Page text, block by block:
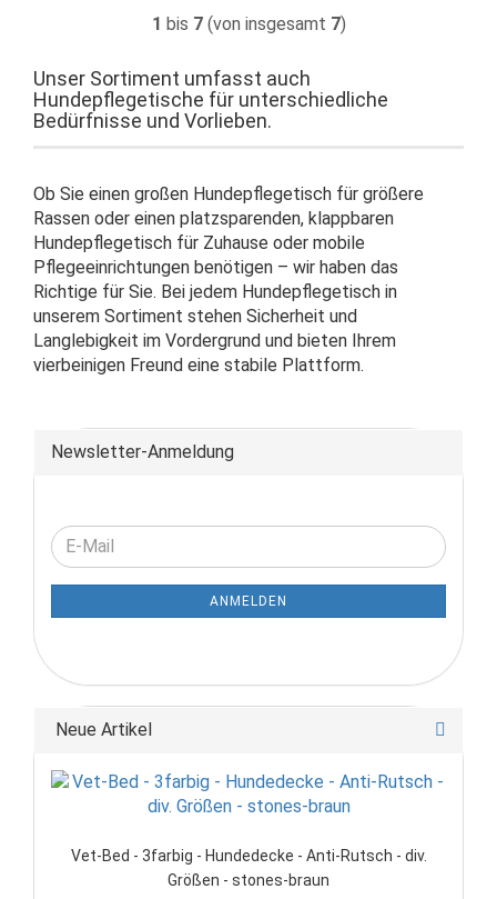
1 bis 7(von insgesamt 7)
Unser Sortiment umfasst auch
Hundepflegetische für unterschiedliche
Bedürfnisse und Vorlieben.
Ob Sie einen großen Hundepflegetisch für größere
Rassen oder einen platzsparenden, klappbaren
Hundepflegetisch für Zuhause oder mobile
Pflegeeinrichtungen benötigen – wir haben das
Richtige für Sie. Bei jedem Hundepflegetisch in
unserem Sortiment stehen Sicherheit und
Langlebigkeit im Vordergrund und bieten Ihrem
vierbeinigen Freund eine stabile Plattform.
Newsletter-Anmeldung
WEITER
ZUR
NEWSLETTER-
E-
Mail
ANMELDEN
Neue Artikel
Vet-Bed - 3farbig - Hundedecke - Anti-Rutsch - div.
Größen - stones-braun